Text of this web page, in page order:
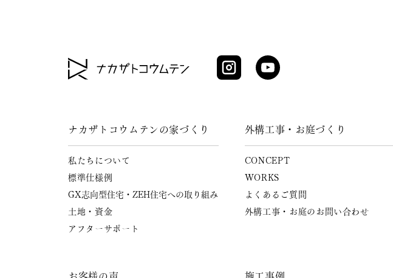
ナカザトコウムテンの家づくり
私たちについて
標準仕様例
GX志向型住宅・ZEH住宅への取り組み
土地・資金
アフターサポート
外構工事・お庭づくり
CONCEPT
WORKS
よくあるご質問
外構工事・お庭のお問い合わせ